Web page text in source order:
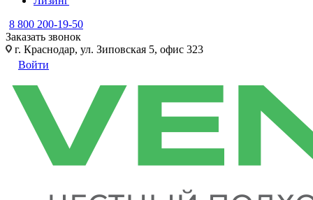
8 800 200-19-50
Заказать звонок
г. Краснодар, ул. Зиповская 5, офис 323
Войти